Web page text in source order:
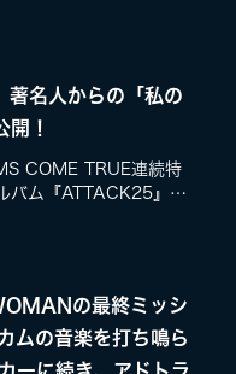
著名人からの「私の
開！
COME TRUE連続特
バム『ATTACK25』発
の最終ミッシ
ムの音楽を打ち鳴ら